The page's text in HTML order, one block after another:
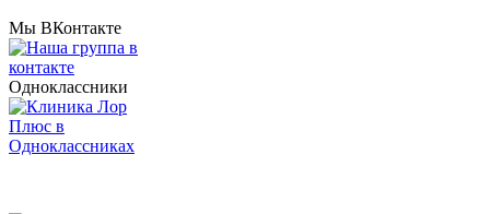
Мы ВКонтакте
Одноклассники